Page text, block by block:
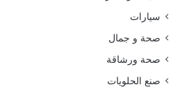
سيارات
صحة و جمال
صحة ورشاقة
صنع الحلويات